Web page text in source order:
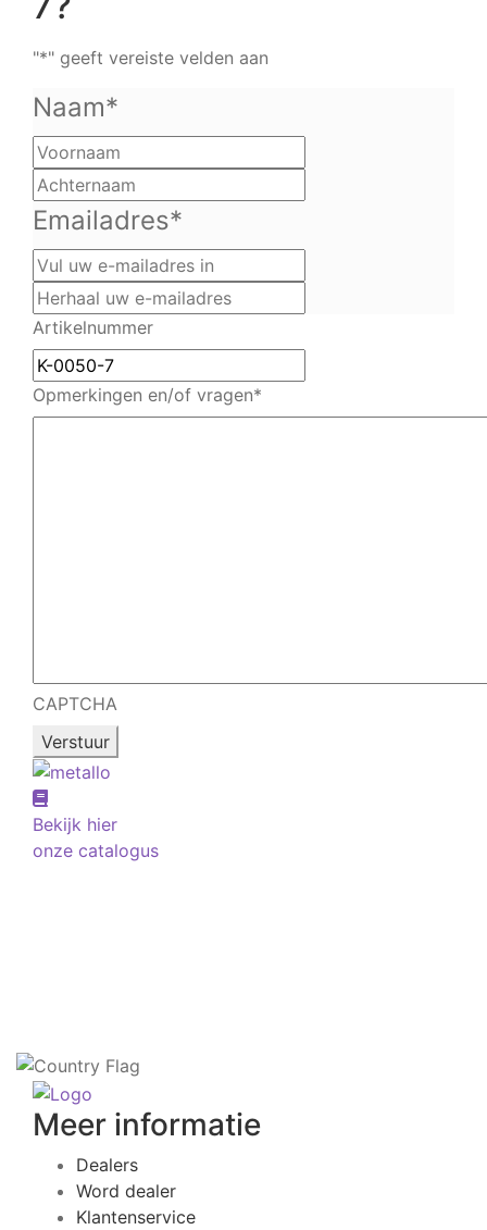
"*" geeft vereiste velden aan
Naam*
Emailadres*
uw
e-
Artikelnummer
Opmerkingen en/of vragen*
CAPTCHA
Bekijk hier
onze catalogus
Meer informatie
Dealers
Word dealer
Klantenservice